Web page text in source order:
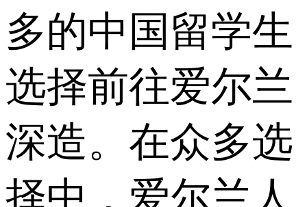
多的中国留学生
选择前往爱尔兰
深造。在众多选
择中，爱尔兰人